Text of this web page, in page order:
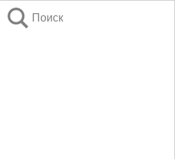
Поиск